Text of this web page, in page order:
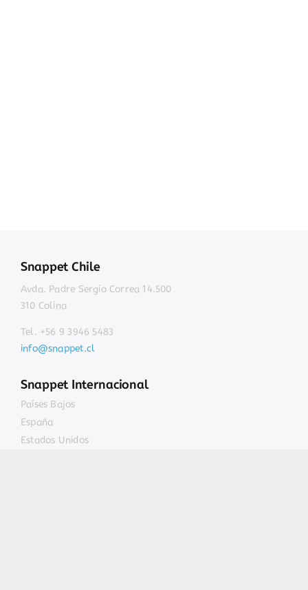
Snappet Chile
Avda. Padre Sergio Correa 14.500
310 Colina
Tel. +56 9 3946 5483
info@snappet.cl
Snappet Internacional
Países Bajos
España
Estados Unidos